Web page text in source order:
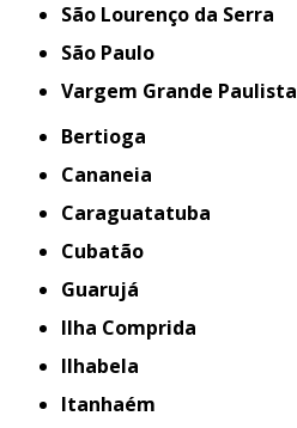
São Lourenço da Serra
São Paulo
Vargem Grande Paulista
Bertioga
Cananeia
Caraguatatuba
Cubatão
Guarujá
Ilha Comprida
Ilhabela
Itanhaém